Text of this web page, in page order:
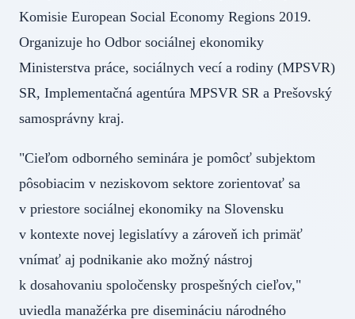
Komisie European Social Economy Regions 2019.
Organizuje ho Odbor sociálnej ekonomiky
Ministerstva práce, sociálnych vecí a rodiny (MPSVR)
SR, Implementačná agentúra MPSVR SR a Prešovský
samosprávny kraj.
"Cieľom odborného seminára je pomôcť subjektom
pôsobiacim v neziskovom sektore zorientovať sa
v priestore sociálnej ekonomiky na Slovensku
v kontexte novej legislatívy a zároveň ich primäť
vnímať aj podnikanie ako možný nástroj
k dosahovaniu spoločensky prospešných cieľov,"
uviedla manažérka pre disemináciu národného